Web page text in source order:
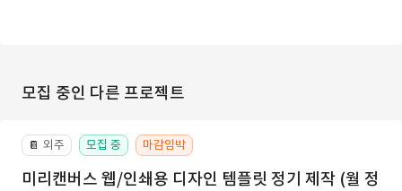
모집 중인 다른 프로젝트
📔 외주 모집 중 마감임박
미리캔버스 웹/인쇄용 디자인 템플릿 정기 제작 (월 정